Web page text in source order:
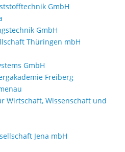
GmbH
GmbH
Thüringen mbH
GmbH
Freiberg
Wirtschaft, Wissenschaft und
Jena mbH